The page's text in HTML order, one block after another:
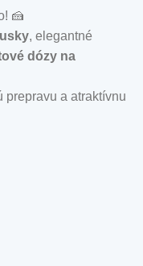
🍰
, elegantné
dózy na
prepravu a atraktívnu